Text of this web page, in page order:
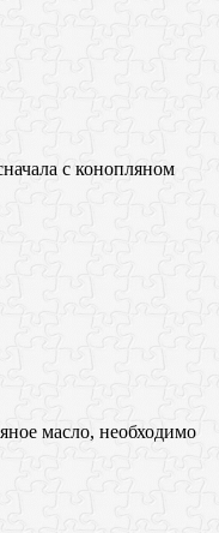
с конопляном
масло, необходимо